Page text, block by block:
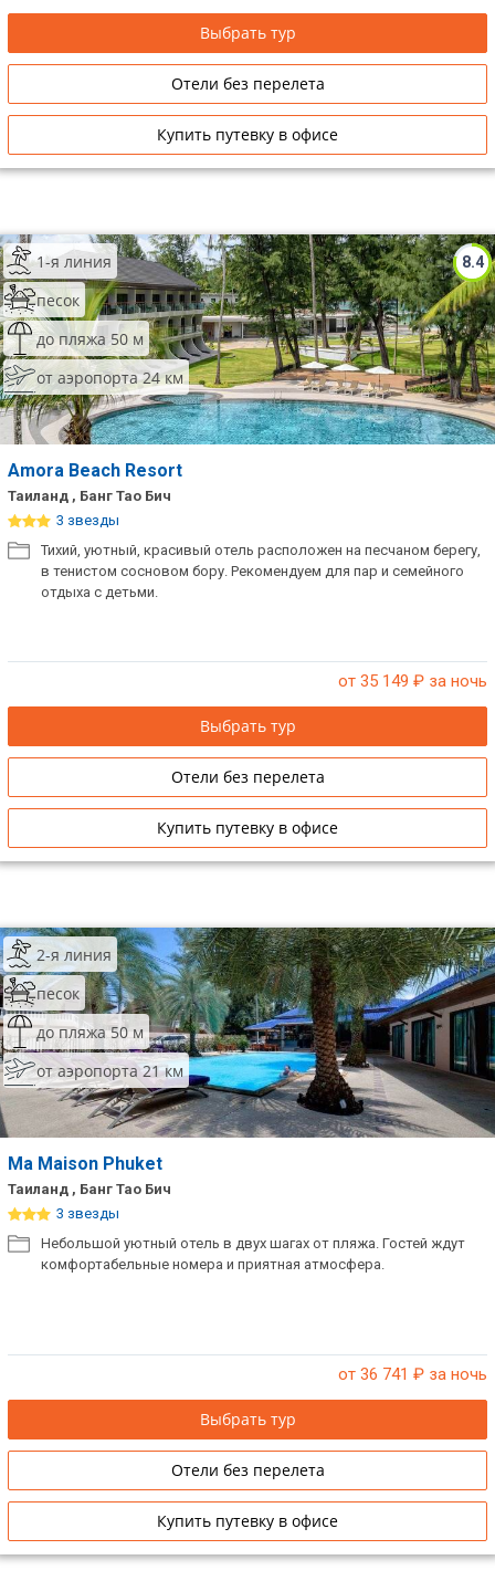
Выбрать тур
Отели без перелета
Купить путевку в офисе
8.4
1-я линия
песок
до пляжа 50 м
от аэропорта 24 км
Amora Beach Resort
Таиланд , Банг Тао Бич
3 звезды
Тихий, уютный, красивый отель расположен на песчаном берегу,
в тенистом сосновом бору. Рекомендуем для пар и семейного
отдыха с детьми.
от 35 149 ₽ за ночь
Выбрать тур
Отели без перелета
Купить путевку в офисе
2-я линия
песок
до пляжа 50 м
от аэропорта 21 км
Ma Maison Phuket
Таиланд , Банг Тао Бич
3 звезды
Небольшой уютный отель в двух шагах от пляжа. Гостей ждут
комфортабельные номера и приятная атмосфера.
от 36 741 ₽ за ночь
Выбрать тур
Отели без перелета
Купить путевку в офисе